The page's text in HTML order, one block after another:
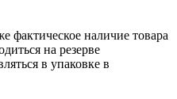
фактическое наличие товара
на резерве
в упаковке в